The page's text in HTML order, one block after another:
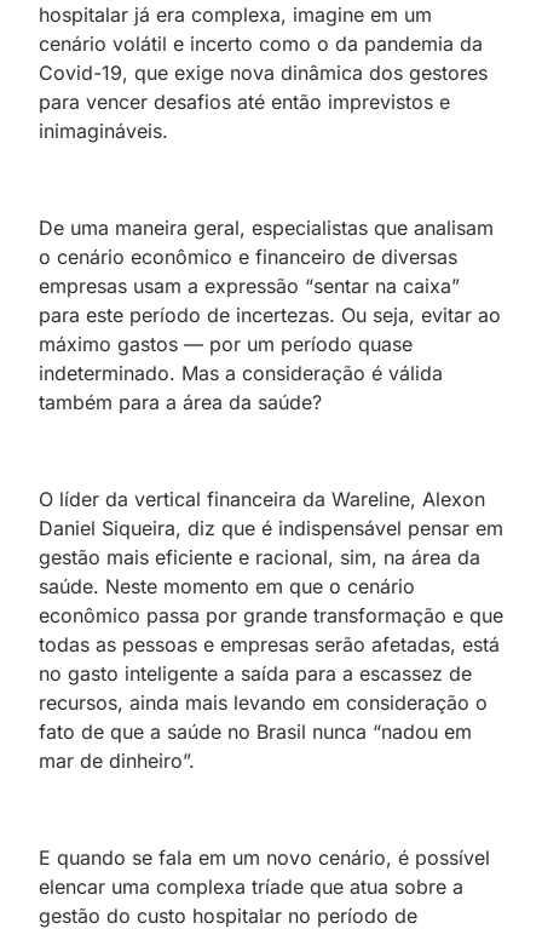
hospitalar já era complexa, imagine em um
cenário volátil e incerto como o da pandemia da
Covid-19, que exige nova dinâmica dos gestores
para vencer desafios até então imprevistos e
inimagináveis.
De uma maneira geral, especialistas que analisam
o cenário econômico e financeiro de diversas
empresas usam a expressão “sentar na caixa”
para este período de incertezas. Ou seja, evitar ao
máximo gastos — por um período quase
indeterminado. Mas a consideração é válida
também para a área da saúde?
O líder da vertical financeira da Wareline, Alexon
Daniel Siqueira, diz que é indispensável pensar em
gestão mais eficiente e racional, sim, na área da
saúde. Neste momento em que o cenário
econômico passa por grande transformação e que
todas as pessoas e empresas serão afetadas, está
no gasto inteligente a saída para a escassez de
recursos, ainda mais levando em consideração o
fato de que a saúde no Brasil nunca “nadou em
mar de dinheiro”.
E quando se fala em um novo cenário, é possível
elencar uma complexa tríade que atua sobre a
gestão do custo hospitalar no período de